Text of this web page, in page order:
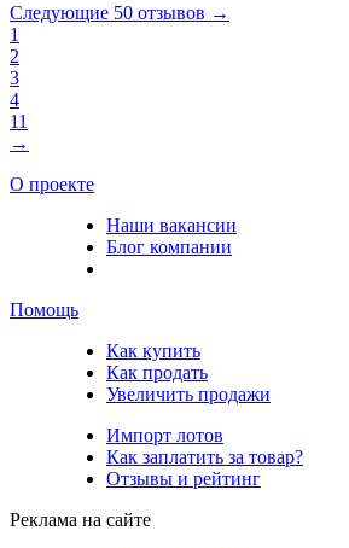
Следующие 50 отзывов →
1
2
3
4
11
→
О проекте
Наши вакансии
Блог компании
Помощь
Как купить
Как продать
Увеличить продажи
Импорт лотов
Как заплатить за товар?
Отзывы и рейтинг
Реклама на сайте